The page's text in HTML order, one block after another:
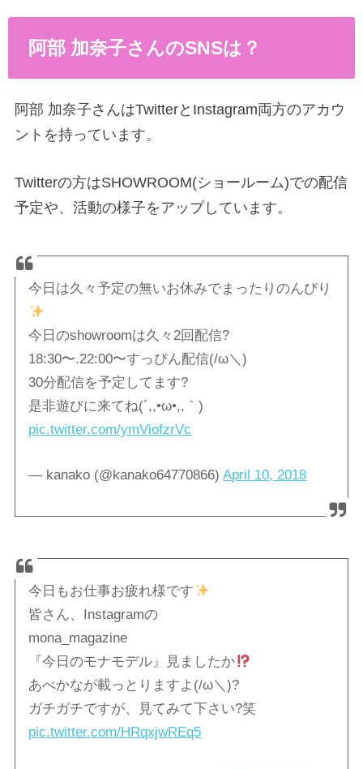
阿部 加奈子さんのSNSは？
阿部 加奈子さんはTwitterとInstagram両方のアカウ
ントを持っています。
Twitterの方はSHOWROOM(ショールーム)での配信
予定や、活動の様子をアップしています。
今日は久々予定の無いお休みでまったりのんびり
今日のshowroomは久々2回配信?
18:30〜.22:00〜すっぴん配信(/ω＼)
30分配信を予定してます?
是非遊びに来てね(´,,•ω•,,｀)
pic.twitter.com/ymViofzrVc
— kanako (@kanako64770866)April 10, 2018
今日もお仕事お疲れ様です
皆さん、Instagramの
mona_magazine
『今日のモナモデル』見ましたか
あべかなが載っとりますよ(/ω＼)?
ガチガチですが、見てみて下さい?笑
pic.twitter.com/HRqxjwREq5